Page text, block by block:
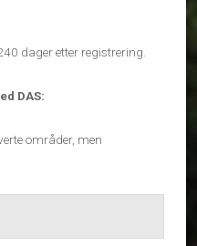
dager etter registrering.
DAS:
områder, men